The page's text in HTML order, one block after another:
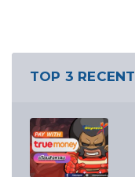
TOP 3 RECENT